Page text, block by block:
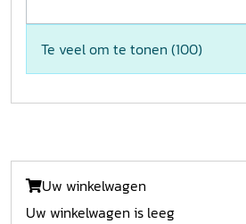
Te veel om te tonen (100)
Uw winkelwagen
Uw winkelwagen is leeg